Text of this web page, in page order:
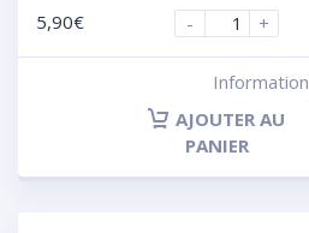
5,90€
-
+
Information
AJOUTER AU
PANIER